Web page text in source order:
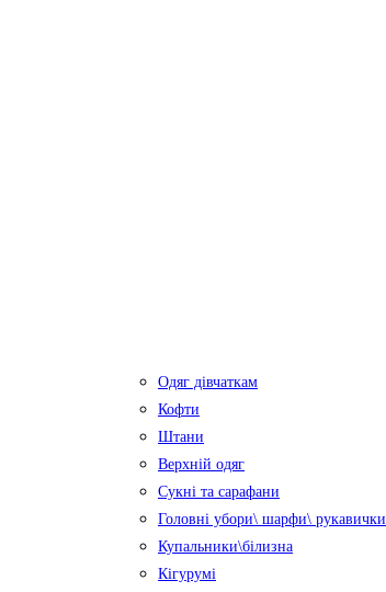
Одяг дівчаткам
Кофти
Штани
Верхній одяг
Сукні та сарафани
Головні убори\ шарфи\ рукавички
Купальники\білизна
Кігурумі